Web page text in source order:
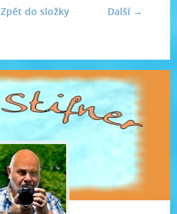
Další →
Zpět do složky